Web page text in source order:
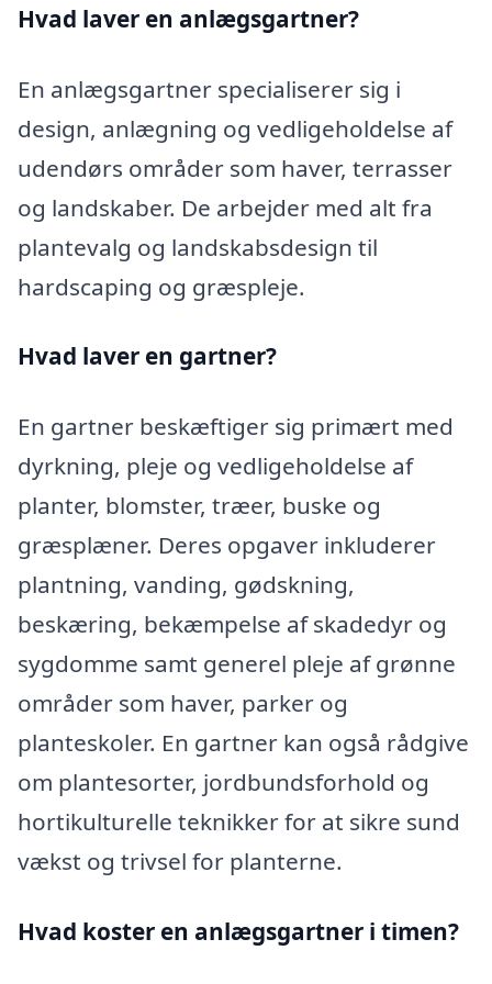
Hvad laver en anlægsgartner?
En anlægsgartner specialiserer sig i
design, anlægning og vedligeholdelse af
udendørs områder som haver, terrasser
og landskaber. De arbejder med alt fra
plantevalg og landskabsdesign til
hardscaping og græspleje.
Hvad laver en gartner?
En gartner beskæftiger sig primært med
dyrkning, pleje og vedligeholdelse af
planter, blomster, træer, buske og
græsplæner. Deres opgaver inkluderer
plantning, vanding, gødskning,
beskæring, bekæmpelse af skadedyr og
sygdomme samt generel pleje af grønne
områder som haver, parker og
planteskoler. En gartner kan også rådgive
om plantesorter, jordbundsforhold og
hortikulturelle teknikker for at sikre sund
vækst og trivsel for planterne.
Hvad koster en anlægsgartner i timen?